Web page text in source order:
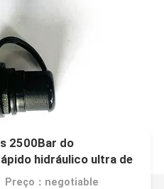
2500Bar do
hidráulico ultra de
Preço：negotiable